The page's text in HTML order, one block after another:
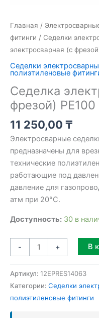
Главная /
фитинги / Седелки
электросварная (с
Седелки
полиэтиленовые
Седелка
фрезой) PE100
11 250,00 ₸
Электросварные
предназначены для
технические
работающие под
давление для
атм при 20°C.
Доступность: 30 в
- + В
Артикул: 12EPRES14063
Категории: Седелки
полиэтиленовые фитинги